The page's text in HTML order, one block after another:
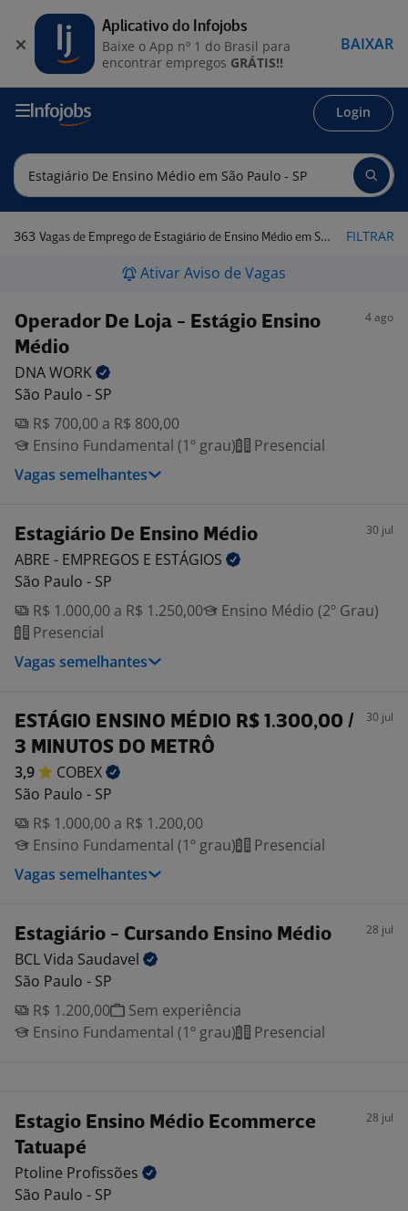
Login
363 Vagas de Emprego de Estagiário de Ensino Médio em São Paulo - SP FILTRAR
Ativar Aviso de Vagas
Operador De Loja - Estágio Ensino
Médio
4 ago
DNAWORK
São Paulo - SP
R$ 700,00 a R$ 800,00
Ensino Fundamental (1º grau)
Presencial
Vagas semelhantes
Estagiário De Ensino Médio 30 jul
ABRE - EMPREGOS E ESTÁGIOS
São Paulo - SP
R$ 1.000,00 a R$ 1.250,00
Ensino Médio (2º Grau)
Presencial
Vagas semelhantes
ESTÁGIO ENSINO MÉDIO R$ 1.300,00 /
3 MINUTOS DO METRÔ
30 jul
3,9
COBEX
São Paulo - SP
R$ 1.000,00 a R$ 1.200,00
Ensino Fundamental (1º grau)
Presencial
Vagas semelhantes
Estagiário - Cursando Ensino Médio 28 jul
BCL Vida Saudavel
São Paulo - SP
R$ 1.200,00
Sem experiência
Ensino Fundamental (1º grau)
Presencial
Estagio Ensino Médio Ecommerce
Tatuapé
28 jul
Ptoline Profissões
São Paulo - SP
Aplicativo do Infojobs
Baixe o App nº 1 do Brasil para
encontrar empregos GRÁTIS!!
BAIXAR